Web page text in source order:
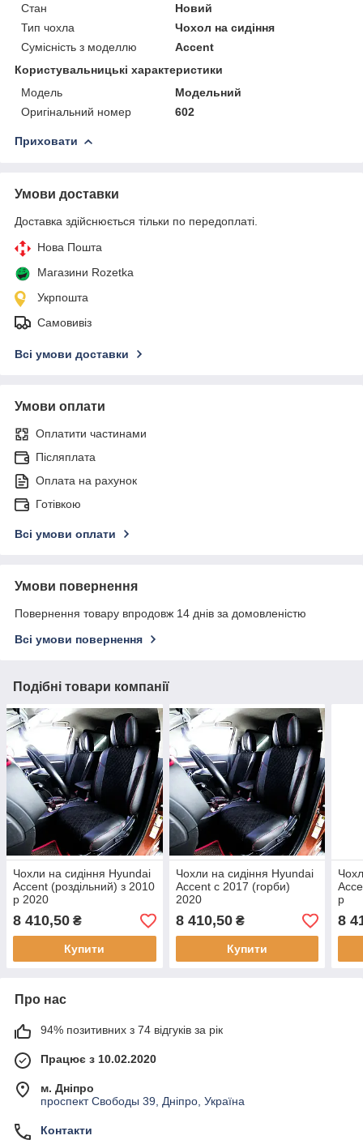
Стан
Новий
Тип чохла
Чохол на сидіння
Сумісність з моделлю
Accent
Користувальницькі характеристики
Мoдель
Модельний
Оригінальний номер
602
Приховати
Умови доставки
Доставка здійснюється тільки по передоплаті.
Нова Пошта
Магазини Rozetka
Укрпошта
Самовивіз
Всі умови доставки
Умови оплати
Оплатити частинами
Післяплата
Оплата на рахунок
Готівкою
Всі умови оплати
Умови повернення
Повернення товару впродовж 14 днів за домовленістю
Всі умови повернення
Подібні товари компанії
Чохли на сидіння Hyundai
Accent (роздільний) з 2010
р 2020
8 410,50 ₴
Купити
Чохли на сидіння Hyundai
Accent c 2017 (горби)
2020
8 410,50₴
Купити
р
8
Про нас
94% позитивних з 74 відгуків за рік
Працює з 10.02.2020
м. Дніпро
проспект Свободы 39, Дніпро, Україна
Контакти